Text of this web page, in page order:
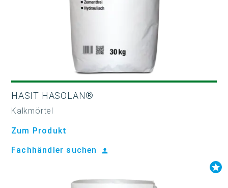
HASIT HASOLAN®
Kalkmörtel
Zum Produkt
Fachhändler suchen